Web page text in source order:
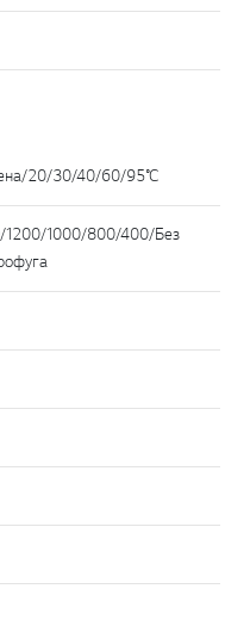
20/30/40/60/95℃
1200/1000/800/400/Без